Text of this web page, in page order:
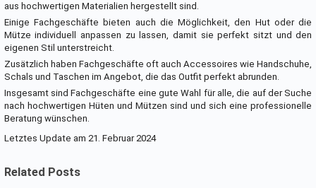
aus hochwertigen Materialien hergestellt sind.
Einige Fachgeschäfte bieten auch die Möglichkeit, den Hut oder die
Mütze individuell anpassen zu lassen, damit sie perfekt sitzt und den
eigenen Stil unterstreicht.
Zusätzlich haben Fachgeschäfte oft auch Accessoires wie Handschuhe,
Schals und Taschen im Angebot, die das Outfit perfekt abrunden.
Insgesamt sind Fachgeschäfte eine gute Wahl für alle, die auf der Suche
nach hochwertigen Hüten und Mützen sind und sich eine professionelle
Beratung wünschen.
Letztes Update am 21. Februar 2024
Related Posts